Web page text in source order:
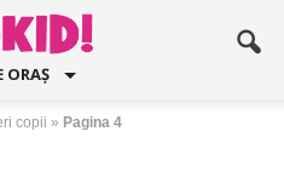
ORAȘ
copii » Pagina 4